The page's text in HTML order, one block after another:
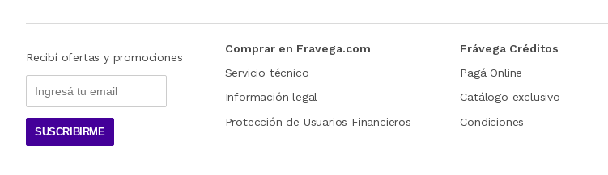
Recibí ofertas y promociones
SUSCRIBIRME
Comprar en Fravega.com
Servicio técnico
Información legal
Protección de Usuarios Financieros
Frávega Créditos
Pagá Online
Catálogo exclusivo
Condiciones